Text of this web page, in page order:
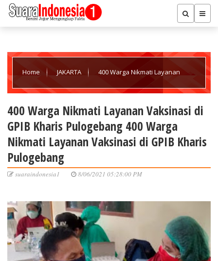
Home JAKARTA 400 Warga Nikmati Layanan
Vaksinasi di GPIB Kharis Pulogebang
400 Warga Nikmati Layanan Vaksinasi di
GPIB Kharis Pulogebang 400 Warga
Nikmati Layanan Vaksinasi di GPIB Kharis
Pulogebang
suaraindonesia1 8/06/2021 05:28:00 PM